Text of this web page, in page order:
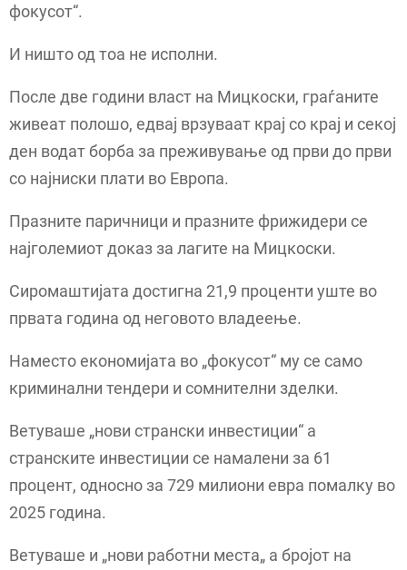
фокусот“.
И ништо од тоа не исполни.
После две години власт на Мицкоски, граѓаните
живеат полошо, едвај врзуваат крај со крај и секој
ден водат борба за преживување од први до први
со најниски плати во Европа.
Празните паричници и празните фрижидери се
најголемиот доказ за лагите на Мицкоски.
Сиромаштијата достигна 21,9 проценти уште во
првата година од неговото владеење.
Наместо економијата во „фокусот“ му се само
криминални тендери и сомнителни зделки.
Ветуваше „нови странски инвестиции“ а
странските инвестиции се намалени за 61
процент, односно за 729 милиони евра помалку во
2025 година.
Ветуваше и „нови работни места„ а бројот на